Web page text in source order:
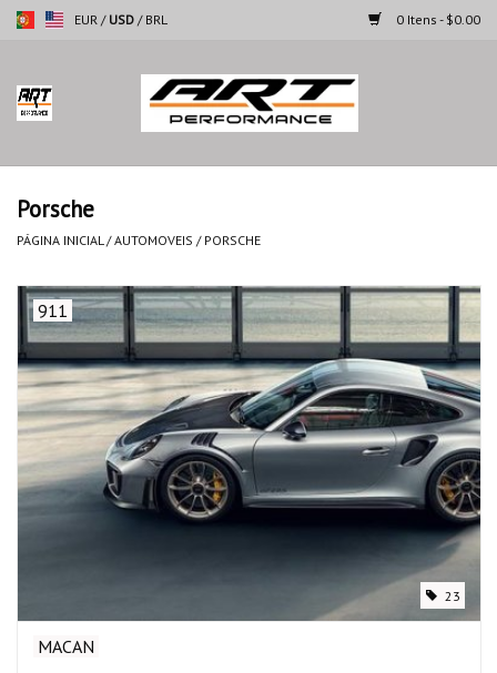
EUR / USD / BRL 0 Itens - $0.00
Página inicial
Motocicletas
Automoveis
Marcas
Porsche
PÁGINA INICIAL /AUTOMOVEIS / PORSCHE
911
23
MACAN